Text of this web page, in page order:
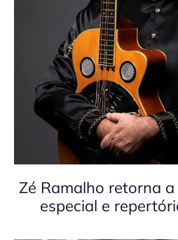
Zé Ramalho retorna
especial e